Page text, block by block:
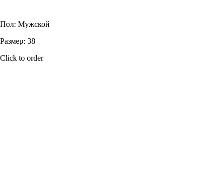
Пол: Мужской
Размер: 38
Click to order